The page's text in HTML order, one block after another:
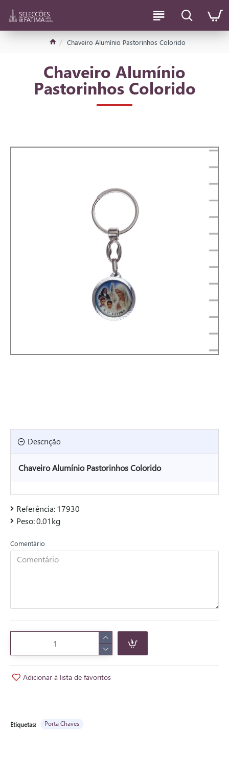
Chaveiro Alumínio Pastorinhos Colorido
Chaveiro Alumínio
Pastorinhos Colorido
Descrição
Chaveiro Alumínio Pastorinhos Colorido
Referência:17930
Peso:0.01kg
Comentário
Adicionar à lista de favoritos
Etiquetas: Porta Chaves